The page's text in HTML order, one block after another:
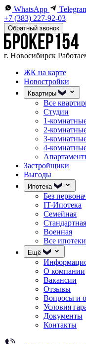
WhatsApp
+7 (383) 227-92-03
Обратный звонок
г. Новосибирск
ЖК на карте
Новостройки
Квартиры
Все
Студии
1-
2-
3-
4-
Застройщики
Выгоды
Ипотека
Без
IT-Ипотека
Семейная
Стандартная
Военная
Все ипотеки
Ещё
О компании
Вакансии
Отзывы
Вопросы и
Условия
Документы
Контакты